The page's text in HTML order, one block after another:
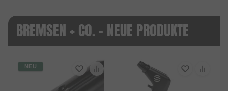
BREMSEN + CO. - NEUE PRODUKTE
NEU